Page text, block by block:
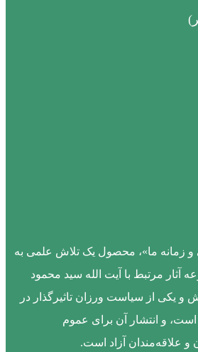
و زمانه ما»، محصول یک تلاش علمی به
آثار مرتبط با آیت الله سید محمود
و یکی از سیاست ورزان تاثیرگذار در
است، و انتشار آن برای عموم
و علاقه‌مندان آزاد است.